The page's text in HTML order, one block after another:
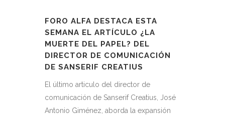
FORO ALFA DESTACA ESTA
SEMANA EL ARTÍCULO ¿LA
MUERTE DEL PAPEL? DEL
DIRECTOR DE COMUNICACIÓN
DE SANSERIF CREATIUS
El último articulo del director de
comunicación de Sanserif Creatius, José
Antonio Giménez, aborda la expansión